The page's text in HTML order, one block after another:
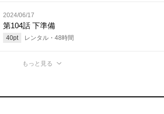
2024/06/17
第104話 下準備
40pt レンタル・ 48時間
もっと見る